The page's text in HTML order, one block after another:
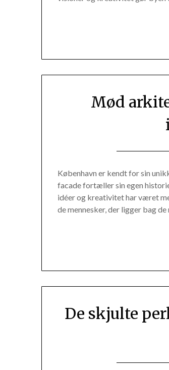
Mød
København er kendt for sin
facade fortæller sin egen
idéer og kreativitet har været
de mennesker, der ligger bag
De skjulte